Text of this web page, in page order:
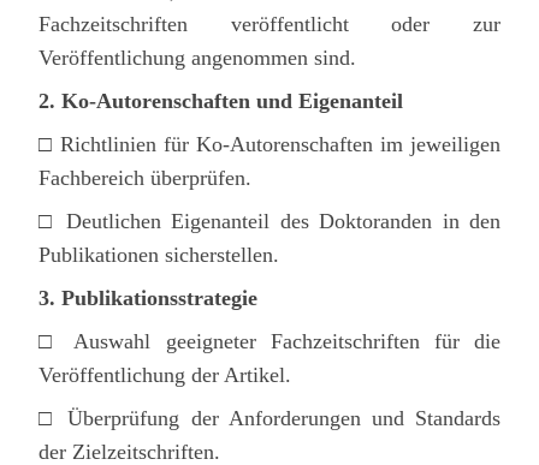
Fachzeitschriften veröffentlicht oder zur
Veröffentlichung angenommen sind.
2. Ko-Autorenschaften und Eigenanteil
□ Richtlinien für Ko-Autorenschaften im jeweiligen
Fachbereich überprüfen.
□ Deutlichen Eigenanteil des Doktoranden in den
Publikationen sicherstellen.
3. Publikationsstrategie
□ Auswahl geeigneter Fachzeitschriften für die
Veröffentlichung der Artikel.
□ Überprüfung der Anforderungen und Standards
der Zielzeitschriften.